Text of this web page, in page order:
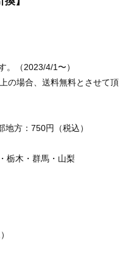
。（2023/4/1〜）
の場合、送料無料とさせて頂
方：750円（税込）
栃木・群馬・山梨